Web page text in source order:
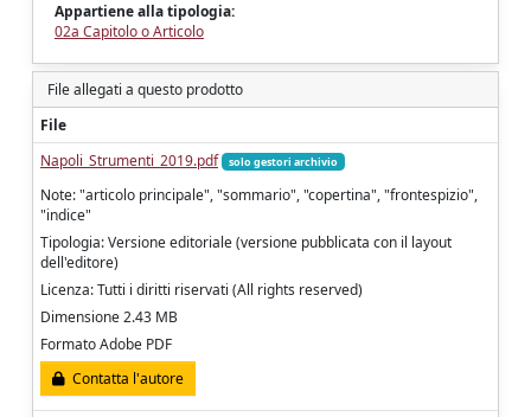
Appartiene alla tipologia:
02a Capitolo o Articolo
File allegati a questo prodotto
File
Napoli_Strumenti_2019.pdf
solo gestori archivio
Note: "articolo principale", "sommario", "copertina", "frontespizio",
"indice"
Tipologia: Versione editoriale (versione pubblicata con il layout
dell'editore)
Licenza: Tutti i diritti riservati (All rights reserved)
Dimensione 2.43 MB
Formato Adobe PDF
Contatta l'autore